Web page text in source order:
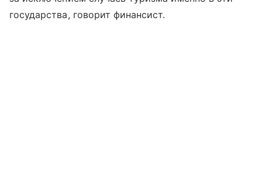
государства, говорит финансист.